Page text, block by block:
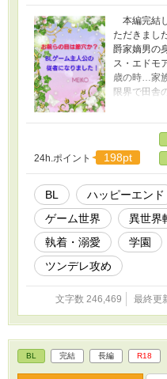
本編完結
ただきまし
爵家嫡男の
ス・エドモ
歳の時…家
限界で田舎
と戻る事は
都へやって
る僕。薄汚
を救ってく
だけど初め
る。えっ、
なかったっ
て…もしか
まけに僕
らぬ間に
生してしま
ゃまを幸せ
なゲームの
ね〜ワッ
通りじゃな
っとってい
24h.ポイント 198pt
BL ハッピーエンド
ゲーム世界
異世界
執着・溺愛
学園
ツンデレ攻め
文字数 246,469 最終更
BL 完結 長編 R18